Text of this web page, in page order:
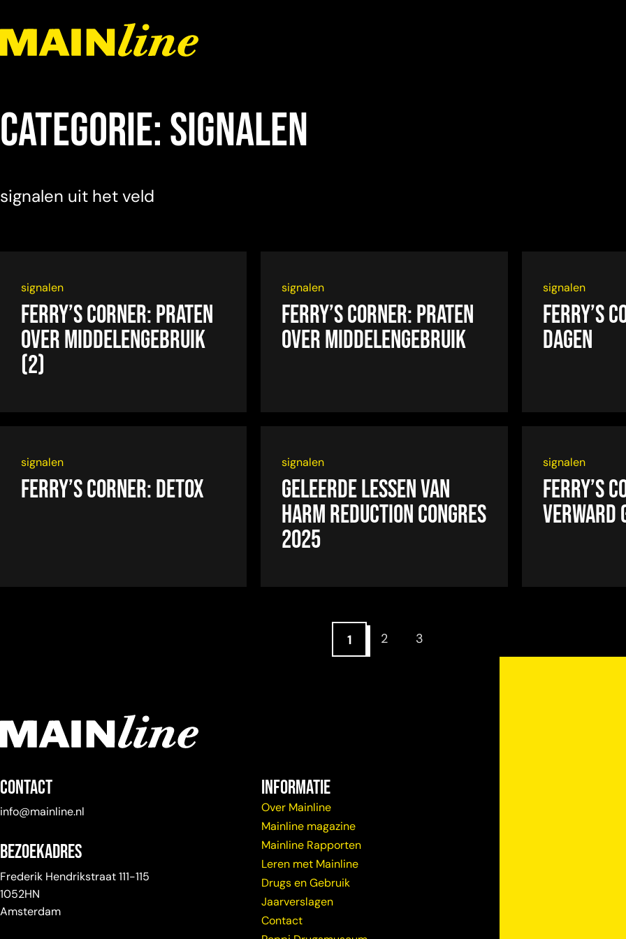
Categorie:signalen
signalen uit het veld
signalen
Ferry’s Corner: Praten
over middelengebruik
(2)
signalen
Ferry’s Corner: Praten
over middelengebruik
signalen
Ferry’s
dagen
signalen
Ferry’s Corner: Detox
signalen
Geleerde lessen van
Harm Reduction Congres
2025
signalen
Ferry’s
Verward
1 2 3
Contact
info@mainline.nl
Bezoekadres
Frederik Hendrikstraat 111-115
1052HN
Amsterdam
Informatie
Over Mainline
Mainline magazine
Mainline Rapporten
Leren met Mainline
Drugs en Gebruik
Jaarverslagen
Contact